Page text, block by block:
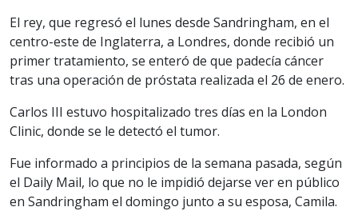
El rey, que regresó el lunes desde Sandringham, en el
centro-este de Inglaterra, a Londres, donde recibió un
primer tratamiento, se enteró de que padecía cáncer
tras una operación de próstata realizada el 26 de enero.
Carlos III estuvo hospitalizado tres días en la London
Clinic, donde se le detectó el tumor.
Fue informado a principios de la semana pasada, según
el Daily Mail, lo que no le impidió dejarse ver en público
en Sandringham el domingo junto a su esposa, Camila.